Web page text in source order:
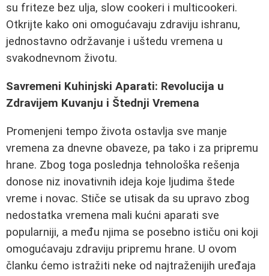
su friteze bez ulja, slow cookeri i multicookeri.
Otkrijte kako oni omogućavaju zdraviju ishranu,
jednostavno održavanje i uštedu vremena u
svakodnevnom životu.
Savremeni Kuhinjski Aparati: Revolucija u
Zdravijem Kuvanju i Štednji Vremena
Promenjeni tempo života ostavlja sve manje
vremena za dnevne obaveze, pa tako i za pripremu
hrane. Zbog toga poslednja tehnološka rešenja
donose niz inovativnih ideja koje ljudima štede
vreme i novac. Stiče se utisak da su upravo zbog
nedostatka vremena mali kućni aparati sve
popularniji, a među njima se posebno ističu oni koji
omogućavaju zdraviju pripremu hrane. U ovom
članku ćemo istražiti neke od najtraženijih uređaja